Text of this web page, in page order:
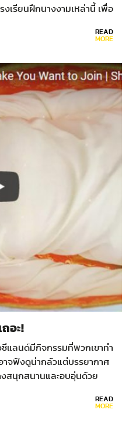
เรียนฝึกนางงามเหล่านี้ เพื่อ
READ
MORE
อะ!
แลนด์มีกิจกรรมที่พวกเขาทำ
จฟังดูน่ากลัวแต่บรรยากาศ
งสนุกสนานและอบอุ่นด้วย
READ
MORE